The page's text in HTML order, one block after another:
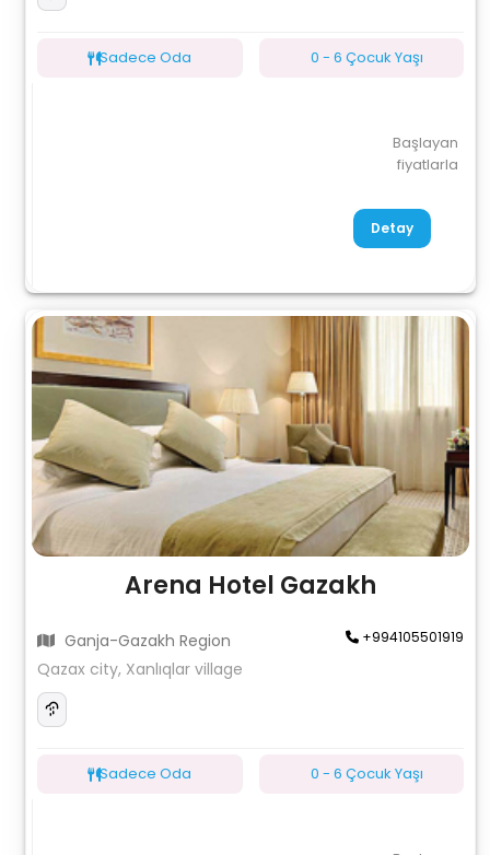
Sadece Oda 0 - 6 Çocuk Yaşı
Başlayan
fiyatlarla
Detay
Arena Hotel Gazakh
Ganja-Gazakh Region +994105501919
Qazax city, Xanlıqlar village
Sadece Oda 0 - 6 Çocuk Yaşı